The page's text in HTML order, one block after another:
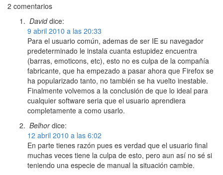
2 comentarios
David dice:
9 abril 2010 a las 20:33
Para el usuario común, ademas de ser IE su navegador
predeterminado le instala cuanta estupidez encuentra
(barras, emoticons, etc), esto no es culpa de la compañía
fabricante, que ha empezado a pasar ahora que Firefox se
ha popularizado tanto, no también se ha vuelto inestable.
Finalmente volvemos a la conclusión de que lo ideal para
cualquier software seria que el usuario aprendiera
completamente a como usarlo.
Belhor dice:
12 abril 2010 a las 6:02
En parte tienes razón pues es verdad que el usuario final
muchas veces tiene la culpa de esto, pero aun así no sé si
teniendo una especie de manual la situación cambie.